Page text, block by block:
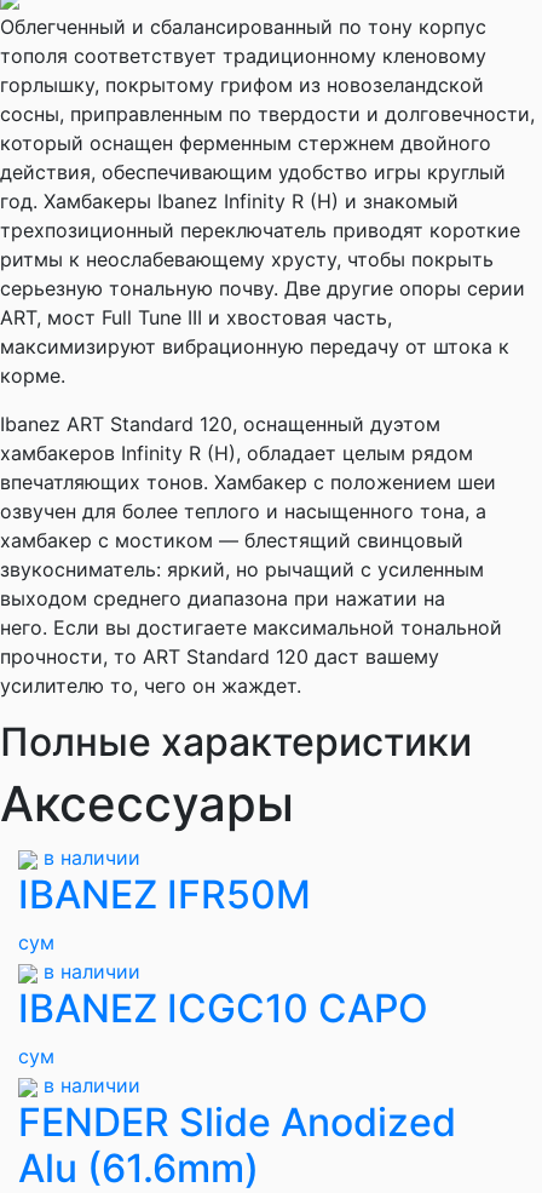
Облегченный и сбалансированный по тону корпус
тополя соответствует традиционному кленовому
горлышку, покрытому грифом из новозеландской
сосны, приправленным по твердости и долговечности,
который оснащен ферменным стержнем двойного
действия, обеспечивающим удобство игры круглый
год. Хамбакеры Ibanez Infinity R (H) и знакомый
трехпозиционный переключатель приводят короткие
ритмы к неослабевающему хрусту, чтобы покрыть
серьезную тональную почву. Две другие опоры серии
ART, мост Full Tune III и хвостовая часть,
максимизируют вибрационную передачу от штока к
корме.
Ibanez ART Standard 120, оснащенный дуэтом
хамбакеров Infinity R (H), обладает целым рядом
впечатляющих тонов. Хамбакер с положением шеи
озвучен для более теплого и насыщенного тона, а
хамбакер с мостиком — блестящий свинцовый
звукосниматель: яркий, но рычащий с усиленным
выходом среднего диапазона при нажатии на
него. Если вы достигаете максимальной тональной
прочности, то ART Standard 120 даст вашему
усилителю то, чего он жаждет.
Полные характеристики
Аксессуары
в наличии
IBANEZ IFR50M
сум
в наличии
IBANEZ ICGC10 CAPO
сум
в наличии
FENDER Slide Anodized
Alu (61.6mm)